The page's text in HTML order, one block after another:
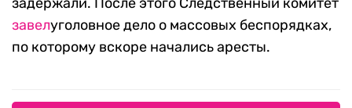
завелуголовное дело о массовых беспорядках,
по которому вскоре начались аресты.